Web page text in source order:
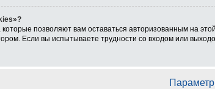
позволяют вам оставаться авторизованным на
Если вы испытываете трудности со входом или